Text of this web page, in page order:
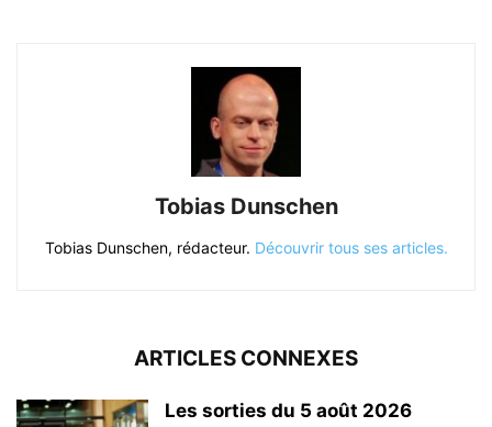
Tobias Dunschen
Tobias Dunschen, rédacteur. Découvrir tous ses articles.
ARTICLES CONNEXES
Les sorties du 5 août 2026